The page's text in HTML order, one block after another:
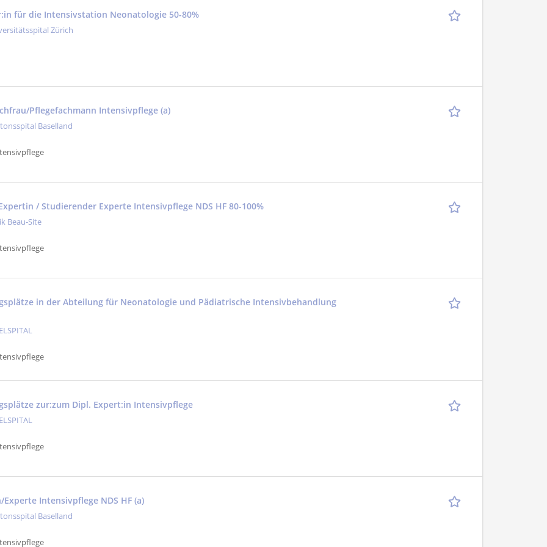
für die Intensivstation Neonatologie 50-80%
Zürich
Pflegefachmann Intensivpflege (a)
Baselland
/ Studierender Experte Intensivpflege NDS HF 80-100%
Beau-Site
in der Abteilung für Neonatologie und Pädiatrische Intensivbehandlung
zur:zum Dipl. Expert:in Intensivpflege
Intensivpflege NDS HF (a)
Baselland